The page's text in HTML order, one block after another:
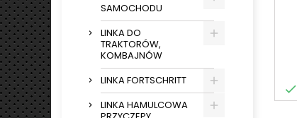
SAMOCHODU
LINKA DO
TRAKTORÓW,
KOMBAJNÓW
LINKA FORTSCHRITT
LINKA HAMULCOWA
